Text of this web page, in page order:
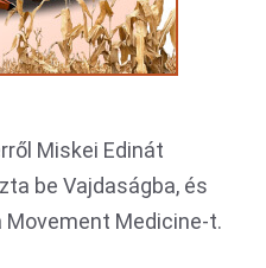
Miskei Edinát
be Vajdaságba, és
Movement Medicine-t.